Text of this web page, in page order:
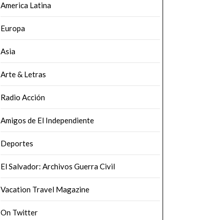
America Latina
Europa
Asia
Arte & Letras
Radio Acción
Amigos de El Independiente
Deportes
El Salvador: Archivos Guerra Civil
Vacation Travel Magazine
On Twitter